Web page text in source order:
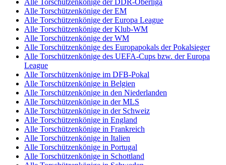
Alle Torschützenkönige der EM
Alle Torschützenkönige der Europa League
Alle Torschützenkönige der Klub-WM
Alle Torschützenkönige der WM
Alle Torschützenkönige des Europapokals der Pokalsieger
Alle Torschützenkönige des UEFA-Cups bzw. der Europa
League
Alle Torschützenkönige im DFB-Pokal
Alle Torschützenkönige in Belgien
Alle Torschützenkönige in den Niederlanden
Alle Torschützenkönige in der MLS
Alle Torschützenkönige in der Schweiz
Alle Torschützenkönige in England
Alle Torschützenkönige in Frankreich
Alle Torschützenkönige in Italien
Alle Torschützenkönige in Portugal
Alle Torschützenkönige in Schottland